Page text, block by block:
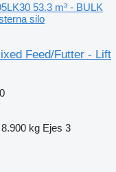
53.3 m³ - BULK
silo
Feed/Futter - Lift
8.900 kg Ejes 3